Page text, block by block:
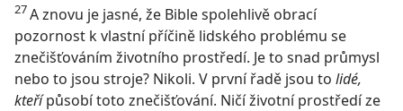
27A znovu je jasné, že Bible spolehlivě obrací
pozornost k vlastní příčině lidského problému se
znečišťováním životního prostředí. Je to snad průmysl
nebo to jsou stroje? Nikoli. V první řadě jsou to lidé,
kteřípůsobí toto znečišťování. Ničí životní prostředí ze